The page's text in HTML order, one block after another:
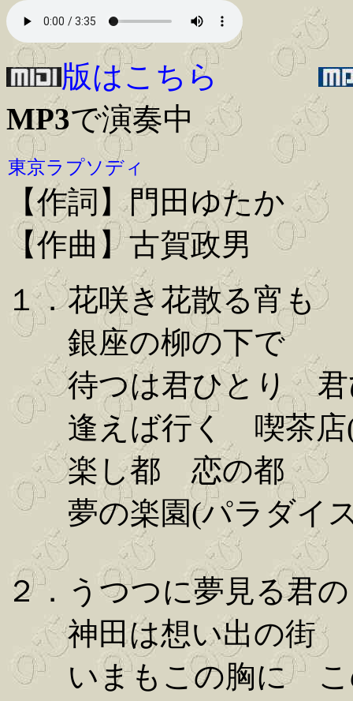
版はこちら
MP3で演奏中
東京ラプソディ
【作詞】門田ゆたか
【作曲】古賀政男
１．花咲き花散る宵も
銀座の柳の下で
待つは君ひとり 君
逢えば行く 喫茶店(
楽し都 恋の都
夢の楽園(パラダイ
２．うつつに夢見る君の
神田は想い出の街
いまもこの胸に こ